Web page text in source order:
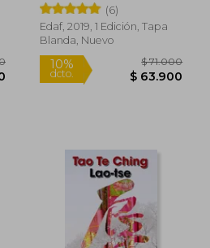
(6)
Edaf, 2019, 1 Edición, Tapa
Blanda, Nuevo
10%
dcto.